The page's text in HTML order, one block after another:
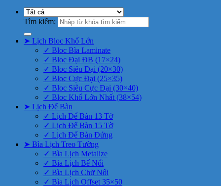
Tìm kiếm:
➤ Lịch Bloc Khổ Lớn
✓ Bloc Bìa Laminate
✓ Bloc Đại ĐB (17×24)
✓ Bloc Siêu Đại (20×30)
✓ Bloc Cực Đại (25×35)
✓ Bloc Siêu Cực Đại (30×40)
✓ Bloc Khổ Lớn Nhất (38×54)
➤ Lịch Để Bàn
✓ Lịch Để Bàn 13 Tờ
✓ Lịch Để Bàn 15 Tờ
✓ Lịch Để Bàn Đứng
➤ Bìa Lịch Treo Tường
✓ Bìa Lịch Metalize
✓ Bìa Lịch Bế Nổi
✓ Bìa Lịch Chữ Nổi
✓ Bìa Lịch Offset 35×50